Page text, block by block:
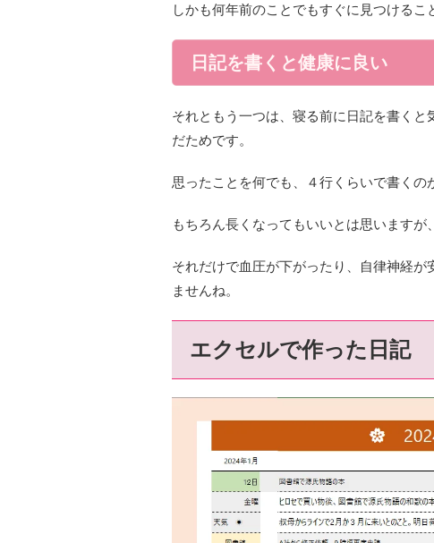
しかも何年前のことでもすぐに見つけるこ
日記を書くと健康に良い
それともう一つは、寝る前に日記を書く
だためです。
思ったことを何でも、４行くらいで書くの
もちろん長くなってもいいとは思いますが
それだけで血圧が下がったり、自律神経
ませんね。
エクセルで作った日記